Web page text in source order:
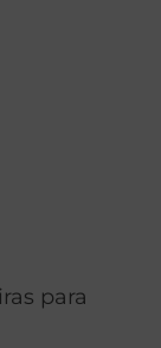
para